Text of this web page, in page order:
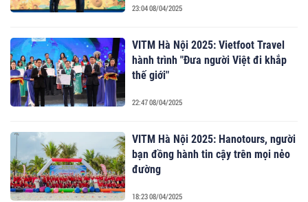
23:04 08/04/2025
VITM Hà Nội 2025: Vietfoot Travel
hành trình "Đưa người Việt đi khắp
thế giới"
22:47 08/04/2025
VITM Hà Nội 2025: Hanotours, người
bạn đồng hành tin cậy trên mọi nẻo
đường
18:23 08/04/2025